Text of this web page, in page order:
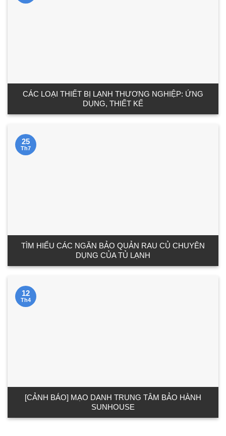
CÁC LOẠI THIẾT BỊ LẠNH THƯƠNG NGHIỆP: ỨNG
DỤNG, THIẾT KẾ
TÌM HIỂU CÁC NGĂN BẢO QUẢN RAU CỦ CHUYÊN
DỤNG CỦA TỦ LẠNH
25
Th7
[CẢNH BÁO] MẠO DANH TRUNG TÂM BẢO HÀNH
SUNHOUSE
12
Th4